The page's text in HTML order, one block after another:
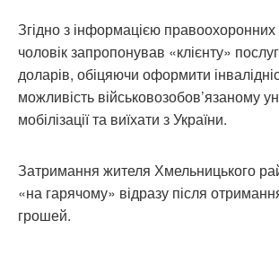
Згідно з інформацією правоохоронних
чоловік запропонував «клієнту»
доларів, обіцяючи оформити
можливість військовозобов’язаному
мобілізації та виїхати з України.
Затримання жителя Хмельницького
«на гарячому» відразу після
грошей.